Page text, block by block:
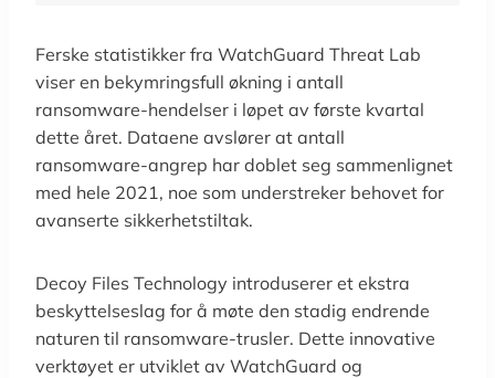
Ferske statistikker fra WatchGuard Threat Lab
viser en bekymringsfull økning i antall
ransomware-hendelser i løpet av første kvartal
dette året. Dataene avslører at antall
ransomware-angrep har doblet seg sammenlignet
med hele 2021, noe som understreker behovet for
avanserte sikkerhetstiltak.
Decoy Files Technology introduserer et ekstra
beskyttelseslag for å møte den stadig endrende
naturen til ransomware-trusler. Dette innovative
verktøyet er utviklet av WatchGuard og